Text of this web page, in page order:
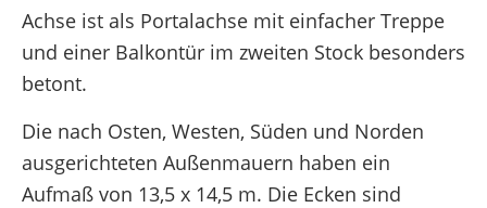
Achse ist als Portalachse mit einfacher Treppe
und einer Balkontür im zweiten Stock besonders
betont.
Die nach Osten, Westen, Süden und Norden
ausgerichteten Außenmauern haben ein
Aufmaß von 13,5 x 14,5 m. Die Ecken sind